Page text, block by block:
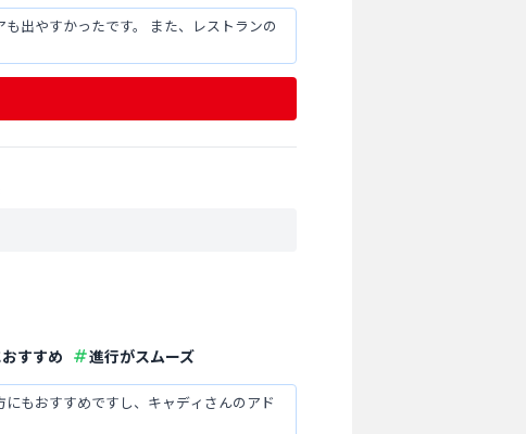
出やすかったです。 また、レストランの
すすめ 進行がスムーズ
もおすすめですし、キャディさんのアド